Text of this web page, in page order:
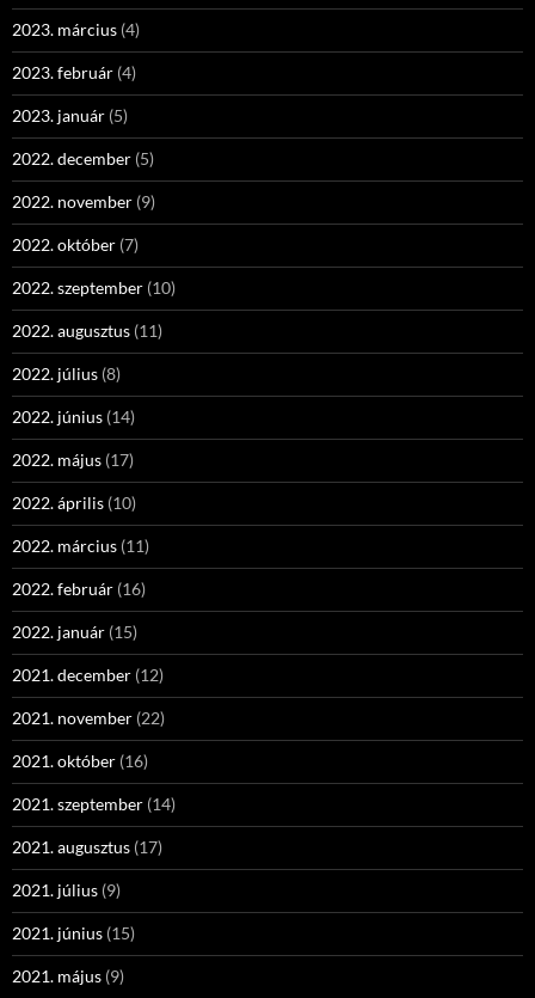
2023. március (4)
2023. február (4)
2023. január (5)
2022. december (5)
2022. november (9)
2022. október (7)
2022. szeptember (10)
2022. augusztus (11)
2022. július (8)
2022. június (14)
2022. május (17)
2022. április (10)
2022. március (11)
2022. február (16)
2022. január (15)
2021. december (12)
2021. november (22)
2021. október (16)
2021. szeptember (14)
2021. augusztus (17)
2021. július (9)
2021. június (15)
2021. május (9)